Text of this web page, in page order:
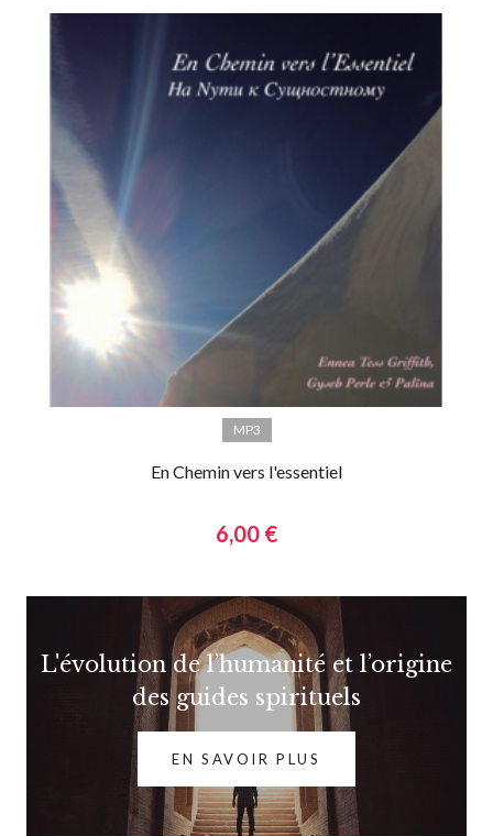
MP3
En Chemin vers l'essentiel
6,00 €
L'évolution de l’humanité et l’origine
des guides spirituels
EN SAVOIR PLUS